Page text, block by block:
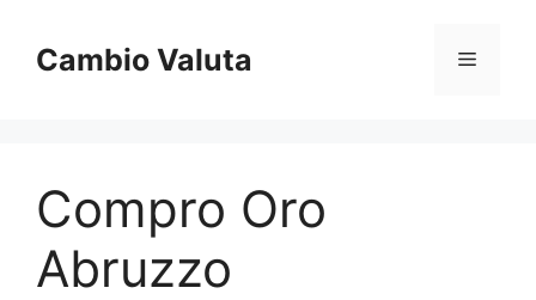
contenuto
Cambio Valuta Menu
Compro Oro
Abruzzo